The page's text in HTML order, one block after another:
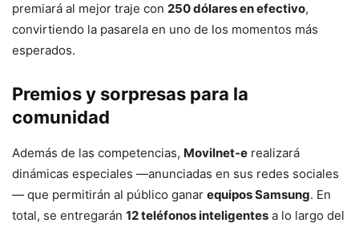
premiará al mejor traje con 250 dólares en efectivo,
convirtiendo la pasarela en uno de los momentos más
esperados.
Premios y sorpresas para la
comunidad
Además de las competencias, Movilnet-e realizará
dinámicas especiales —anunciadas en sus redes sociales
— que permitirán al público ganar equipos Samsung. En
total, se entregarán 12 teléfonos inteligentes a lo largo del